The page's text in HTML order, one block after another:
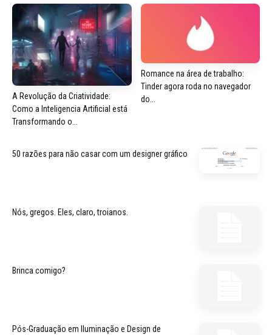
A Revolução da Criatividade:
Como a Inteligencia Artificial está
Transformando o...
Romance na área de trabalho:
Tinder agora roda no navegador
do...
50 razões para não casar com um designer gráfico
Nós, gregos. Eles, claro, troianos.
Brinca comigo?
Pós-Graduação em Iluminação e Design de